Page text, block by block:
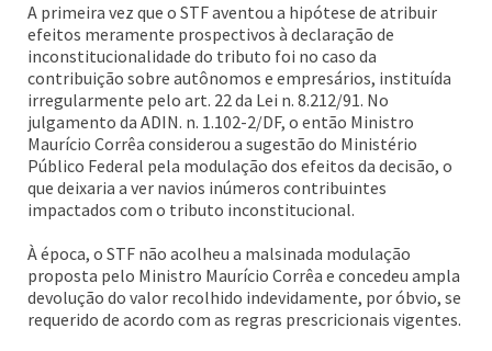
A primeira vez que o STF aventou a hipótese de atribuir
efeitos meramente prospectivos à declaração de
inconstitucionalidade do tributo foi no caso da
contribuição sobre autônomos e empresários, instituída
irregularmente pelo art. 22 da Lei n. 8.212/91. No
julgamento da ADIN. n. 1.102-2/DF, o então Ministro
Maurício Corrêa considerou a sugestão do Ministério
Público Federal pela modulação dos efeitos da decisão, o
que deixaria a ver navios inúmeros contribuintes
impactados com o tributo inconstitucional.
À época, o STF não acolheu a malsinada modulação
proposta pelo Ministro Maurício Corrêa e concedeu ampla
devolução do valor recolhido indevidamente, por óbvio, se
requerido de acordo com as regras prescricionais vigentes.